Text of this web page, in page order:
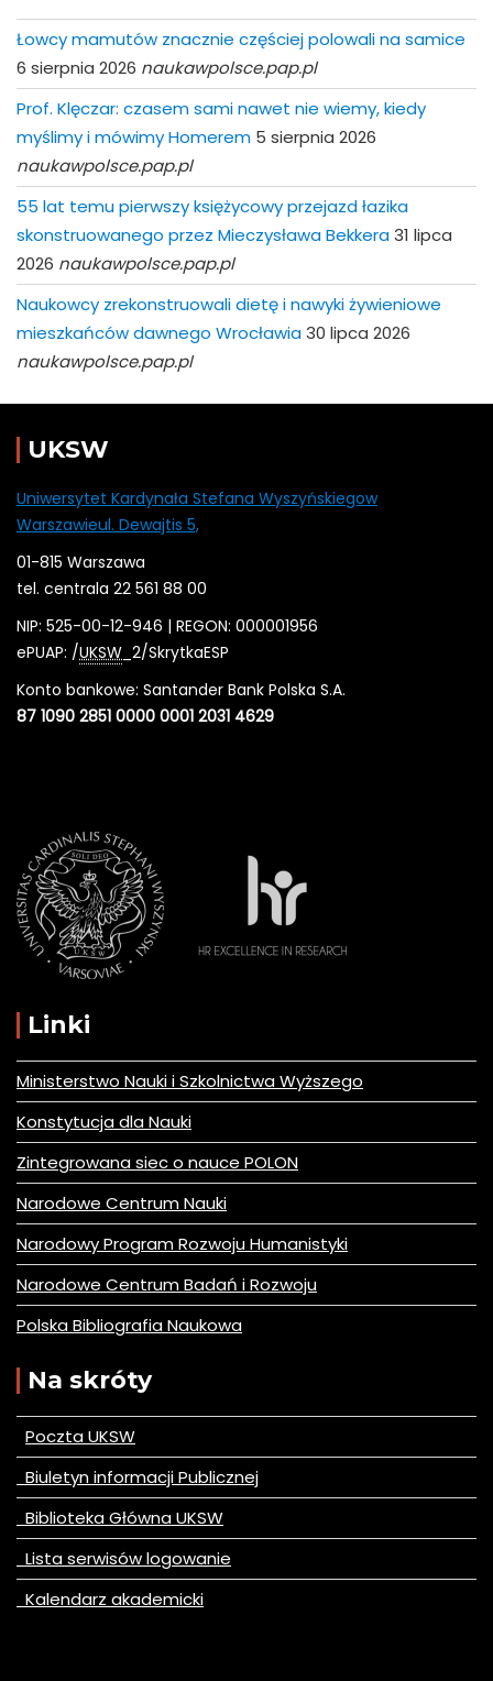
Łowcy mamutów znacznie częściej polowali na samice
6 sierpnia 2026 naukawpolsce.pap.pl
Prof. Klęczar: czasem sami nawet nie wiemy, kiedy
myślimy i mówimy Homerem 5 sierpnia 2026
naukawpolsce.pap.pl
55 lat temu pierwszy księżycowy przejazd łazika
skonstruowanego przez Mieczysława Bekkera31 lipca
2026 naukawpolsce.pap.pl
Naukowcy zrekonstruowali dietę i nawyki żywieniowe
mieszkańców dawnego Wrocławia30 lipca 2026
naukawpolsce.pap.pl
UKSW
Uniwersytet Kardynała Stefana Wyszyńskiegow
Warszawieul. Dewajtis 5,
01-815 Warszawa
tel. centrala 22 561 88 00
NIP: 525-00-12-946 | REGON: 000001956
ePUAP: /UKSW _2/SkrytkaESP
Konto bankowe: Santander Bank Polska S.A.
87 1090 2851 0000 0001 2031 4629
Linki
Ministerstwo Nauki i Szkolnictwa Wyższego
Konstytucja dla Nauki
Zintegrowana siec o nauce POLON
Narodowe Centrum Nauki
Narodowy Program Rozwoju Humanistyki
Narodowe Centrum Badań i Rozwoju
Polska Bibliografia Naukowa
Na skróty
Poczta UKSW
Biuletyn informacji Publicznej
Biblioteka Główna UKSW
Lista serwisów logowanie
Kalendarz akademicki